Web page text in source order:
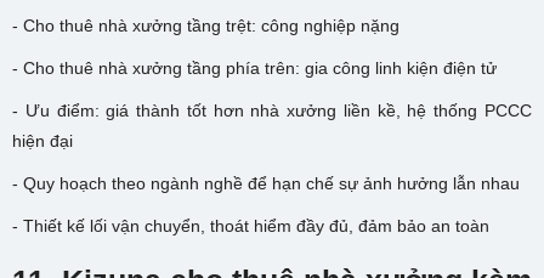
- Cho thuê nhà xưởng tầng trệt: công nghiệp nặng
- Cho thuê nhà xưởng tầng phía trên: gia công linh kiện điện tử
- Ưu điểm: giá thành tốt hơn nhà xưởng liền kề, hệ thống PCCC
hiện đại
- Quy hoạch theo ngành nghề để hạn chế sự ảnh hưởng lẫn nhau
- Thiết kế lối vận chuyển, thoát hiểm đầy đủ, đảm bảo an toàn